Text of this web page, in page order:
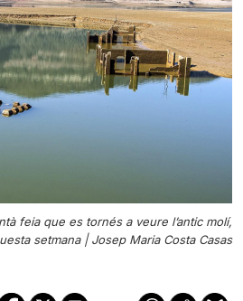
feia que es tornés a veure l’antic molí,
setmana |Josep Maria Costa Casas